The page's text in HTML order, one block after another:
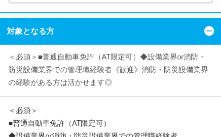
対象となる方
＜必須＞■普通自動車免許（AT限定可）◆設備業界or消防・
防災設備業界での管理職経験者《歓迎》消防・防災設備業界
の経験がある方は活かせます◎
＜必須＞
■普通自動車免許（AT限定可）